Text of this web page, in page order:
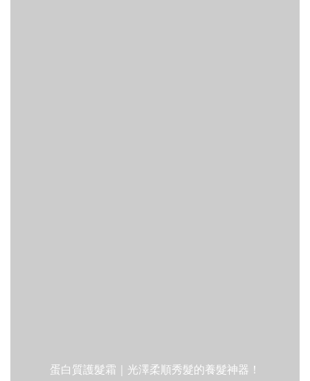
蛋白質護髮霜｜光澤柔順秀髮的養髮神器！